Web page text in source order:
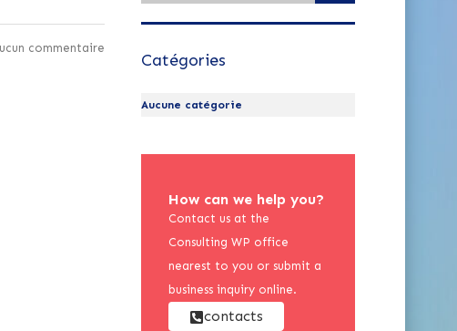
commentaire
Catégories
Aucune catégorie
How can we help you?
Contact us at the
Consulting WP office
nearest to you or submit a
business inquiry online.
contacts